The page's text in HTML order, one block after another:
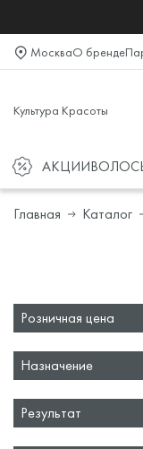
МоскваО бренде
Культура Красоты
АКЦИИ
Главная Каталог
Розничная цена
Назначение
Результат